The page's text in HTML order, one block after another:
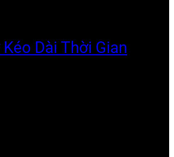
Dài Thời Gian